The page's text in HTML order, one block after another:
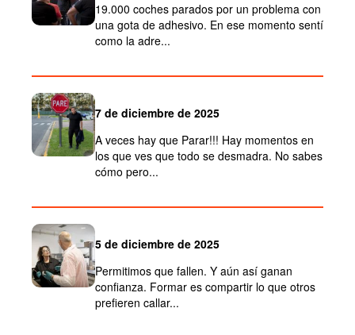
19.000 coches parados por un problema con
una gota de adhesivo. En ese momento sentí
como la adre...
7 de diciembre de 2025
A veces hay que Parar!!! Hay momentos en
los que ves que todo se desmadra. No sabes
cómo pero...
5 de diciembre de 2025
Permitimos que fallen. Y aún así ganan
confianza. Formar es compartir lo que otros
prefieren callar...